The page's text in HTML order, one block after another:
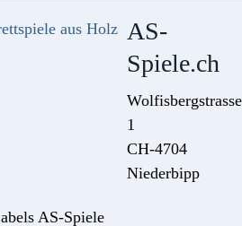
AS-
Spiele.ch
Wolfisbergstrasse
1
CH-4704
Niederbipp